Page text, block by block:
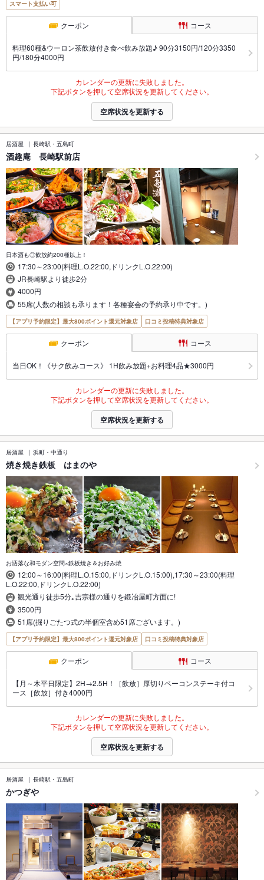
スマート支払い可
クーポン コース
料理60種&ウーロン茶飲放付き食べ飲み放題♪ 90分3150円/120分3350
円/180分4000円
カレンダーの更新に失敗しました。
下記ボタンを押して空席状況を更新してください。
空席状況を更新する
居酒屋 長崎駅・五島町
酒趣庵 長崎駅前店
日本酒も◎飲放約200種以上！
17:30～23:00(料理L.O.22:00,ドリンクL.O.22:00)
JR長崎駅より徒歩2分
4000円
55席(人数の相談も承ります！各種宴会の予約承り中です。)
【アプリ予約限定】最大800ポイント還元対象店 口コミ投稿特典対象店
クーポン コース
当日OK！《サク飲みコース》 1H飲み放題+お料理4品★3000円
カレンダーの更新に失敗しました。
下記ボタンを押して空席状況を更新してください。
空席状況を更新する
居酒屋 浜町・中通り
焼き焼き鉄板 はまのや
お洒落な和モダン空間×鉄板焼き＆お好み焼
12:00～16:00(料理L.O.15:00,ドリンクL.O.15:00),17:30～23:00(料理
L.O.22:00,ドリンクL.O.22:00)
観光通り徒歩5分｡吉宗様の通りを鍛冶屋町方面に!
3500円
51席(掘りごたつ式の半個室含め51席ございます。)
【アプリ予約限定】最大800ポイント還元対象店 口コミ投稿特典対象店
クーポン コース
【月～木平日限定】2H→2.5H！［飲放］厚切りベーコンステーキ付コ
ース［飲放］付き4000円
カレンダーの更新に失敗しました。
下記ボタンを押して空席状況を更新してください。
空席状況を更新する
居酒屋 長崎駅・五島町
かつぎや